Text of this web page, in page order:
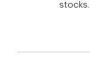
stocks.